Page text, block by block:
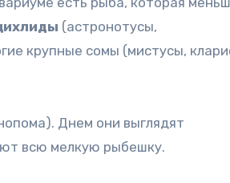
(астронотусы,
крупные сомы (мистусы,
Днем они выглядят
всю мелкую рыбешку.